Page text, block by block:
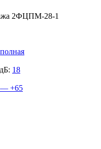
2ФЦПМ-28-1
полная
: 18
— +65